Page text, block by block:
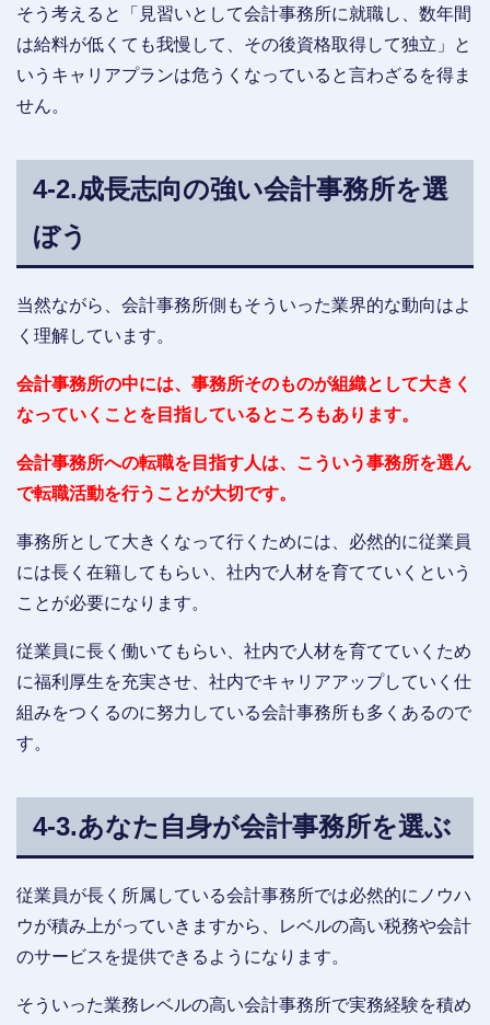
そう考えると「見習いとして会計事務所に就職し、数年間
は給料が低くても我慢して、その後資格取得して独立」と
いうキャリアプランは危うくなっていると言わざるを得ま
せん。
4-2.成長志向の強い会計事務所を選
ぼう
当然ながら、会計事務所側もそういった業界的な動向はよ
く理解しています。
会計事務所の中には、事務所そのものが組織として大きく
なっていくことを目指しているところもあります。
会計事務所への転職を目指す人は、こういう事務所を選ん
で転職活動を行うことが大切です。
事務所として大きくなって行くためには、必然的に従業員
には長く在籍してもらい、社内で人材を育てていくという
ことが必要になります。
従業員に長く働いてもらい、社内で人材を育てていくため
に福利厚生を充実させ、社内でキャリアアップしていく仕
組みをつくるのに努力している会計事務所も多くあるので
す。
4-3.あなた自身が会計事務所を選ぶ
従業員が長く所属している会計事務所では必然的にノウハ
ウが積み上がっていきますから、レベルの高い税務や会計
のサービスを提供できるようになります。
そういった業務レベルの高い会計事務所で実務経験を積め